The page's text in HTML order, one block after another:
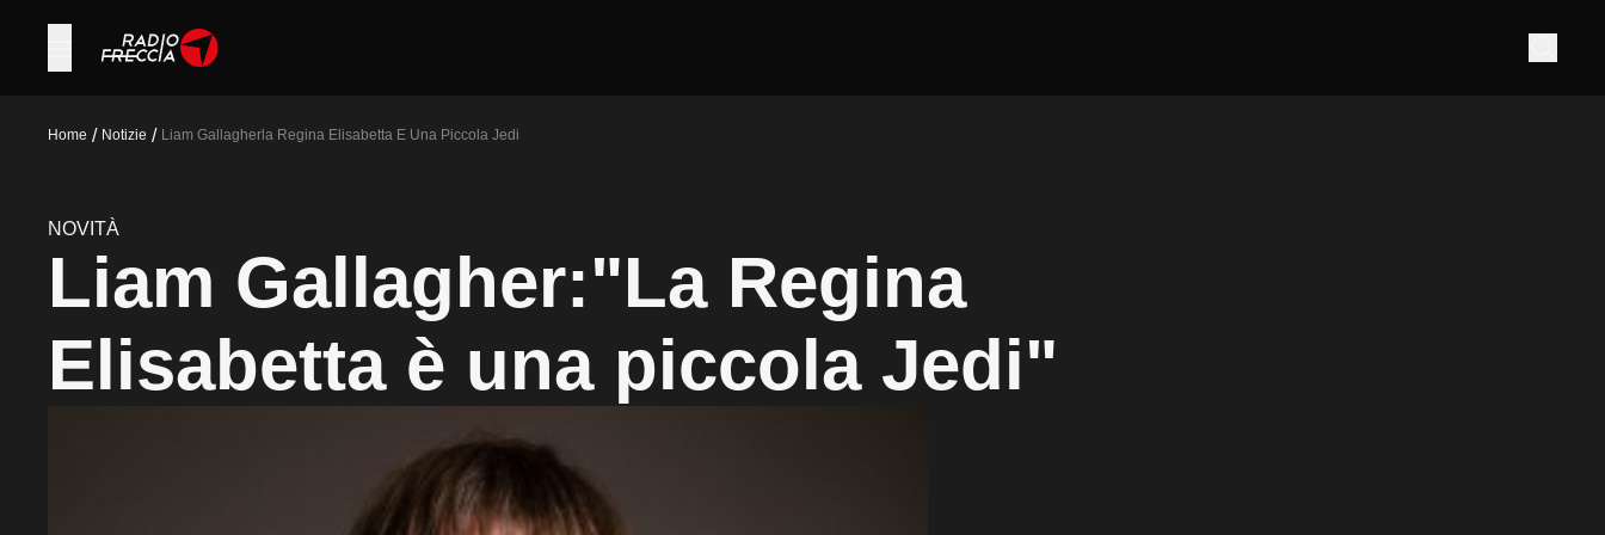
Home / Notizie / Liam Gallagherla Regina Elisabetta E Una Piccola Jedi
NOVITÀ
Liam Gallagher:"La Regina
Elisabetta è una piccola Jedi"